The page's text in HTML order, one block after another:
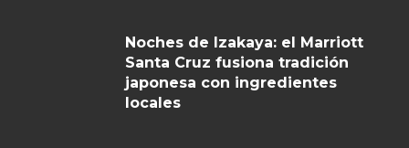
Noches de Izakaya: el Marriott
Santa Cruz fusiona tradición
japonesa con ingredientes
locales